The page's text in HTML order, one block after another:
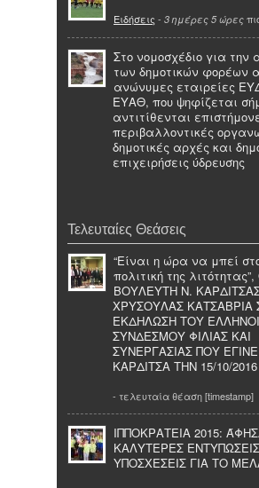
Ειδήσεις - 3 ημέρες 5 ώρες
Στο νομοσχέδιο για την
των δημοτικών φορέων
ανώνυμες εταιρείες
ΕΥΑΘ, που ψηφίζεται
αντιτίθενται
περιβαλλοντικές
δημοτικές αρχές και
επιχειρήσεις ύδρευσης
Τελευταίες Θεάσεις
“Eίναι η ώρα να μπεί
πολιτική της
ΒΟΥΛΕΥΤΗ Ν.
ΧΡΥΣΟΥΛΑΣ ΚΑΤΣΑΒΡΙΑ
ΕΚΔΗΛΩΣΗ ΤΟΥ
ΣΥΝΔΕΣΜΟΥ ΦΙΛΙΑΣ ΚΑΙ
ΣΥΝΕΡΓΑΣΙΑΣ ΠΟΥ
ΚΑΡΔΙΤΣΑ ΤΗΝ 15/10/2016
- τελευταία θέαση [timestamp]
ΙΠΠΟΚΡΑΤΕΙΑ 2015:
ΚΑΛΥΤΕΡΕΣ
ΥΠΟΣΧΕΣΕΙΣ ΓΙΑ ΤΟ